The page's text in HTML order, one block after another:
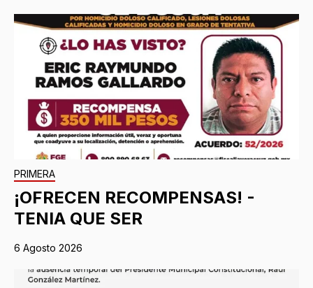
PRIMERA
¡OFRECEN RECOMPENSAS! -
TENIA QUE SER
6 Agosto 2026